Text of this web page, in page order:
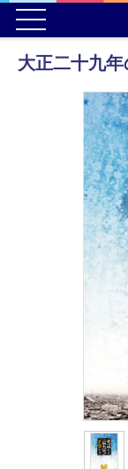
大正二十九